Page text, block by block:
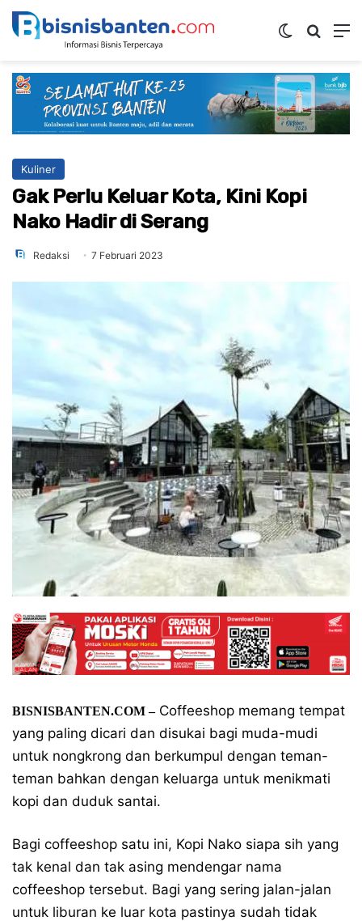
Switch skin
Kuliner
Gak Perlu Keluar Kota, Kini Kopi
Nako Hadir di Serang
Redaksi 7 Februari 2023
BISNISBANTEN.COM –Coffeeshop memang tempat
yang paling dicari dan disukai bagi muda-mudi
untuk nongkrong dan berkumpul dengan teman-
teman bahkan dengan keluarga untuk menikmati
kopi dan duduk santai.
Bagi coffeeshop satu ini, Kopi Nako siapa sih yang
tak kenal dan tak asing mendengar nama
coffeeshop tersebut. Bagi yang sering jalan-jalan
untuk liburan ke luar kota pastinya sudah tidak